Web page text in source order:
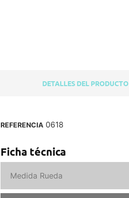
DETALLES DEL PRODUCTO
REFERENCIA 0618
Ficha técnica
Medida Rueda